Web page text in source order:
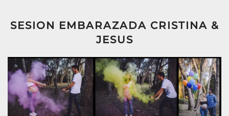
SESION EMBARAZADA CRISTINA &
JESUS